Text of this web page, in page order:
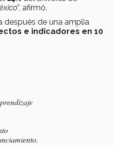
”, afirmó.
después de una amplia
e indicadores en 10